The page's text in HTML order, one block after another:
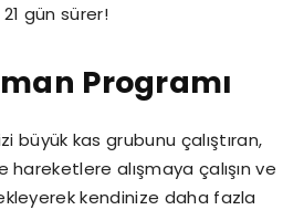
gün sürer!
Programı
büyük kas grubunu çalıştıran,
alışmaya çalışın ve
kendinize daha fazla